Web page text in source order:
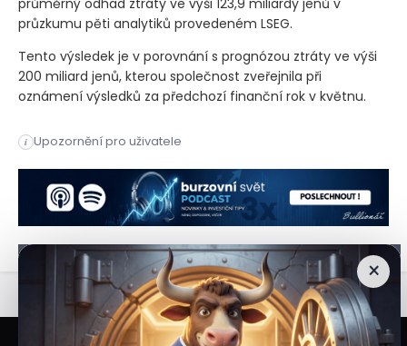
průměrný odhad ztráty ve výši 123,9 miliardy jenů v
průzkumu pěti analytiků provedeném LSEG.
Tento výsledek je v porovnání s prognózou ztráty ve výši
200 miliard jenů, kterou společnost zveřejnila při
oznámení výsledků za předchozí finanční rok v květnu.
i Upozornění pro uživatele
Nissan ve středu zaznamenal první čtvrtletní provozní
×